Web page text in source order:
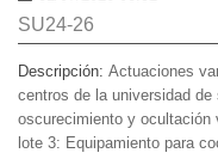
SU24-26
Descripción: Actuaciones
centros de la universidad
oscurecimiento y ocultación
lote 3: Equipamiento para